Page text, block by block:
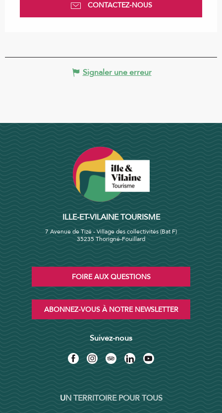
CONTACTEZ-NOUS
Signaler une erreur
ILLE-ET-VILAINE TOURISME
7 Avenue de Tizé - Village des collectivités (Bat F)
35235 Thorigné-Fouillard
FOIRE AUX QUESTIONS
ABONNEZ-VOUS À NOTRE NEWSLETTER
Suivez-nous
UN TERRITOIRE POUR TOUS